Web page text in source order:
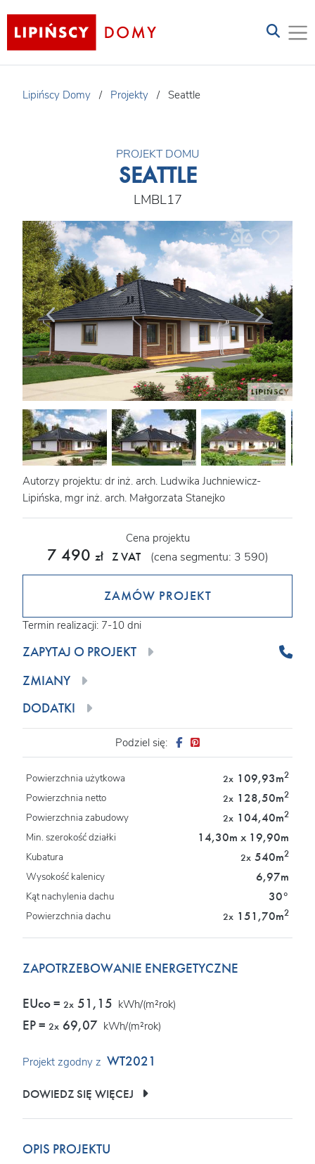
Lipińscy Domy / Projekty / Seattle
PROJEKT DOMU
SEATTLE
LMBL17
Autorzy projektu: dr inż. arch. Ludwika Juchniewicz-
Lipińska, mgr inż. arch. Małgorzata Stanejko
Cena projektu
7 490 zł Z VAT (cena segmentu: 3 590)
ZAMÓW PROJEKT
Termin realizacji: 7-10 dni
ZAPYTAJ O PROJEKT
ZMIANY
DODATKI
Podziel się:
Powierzchnia użytkowa 2x 109,93m2
Powierzchnia netto 2x 128,50m2
Powierzchnia zabudowy 2x 104,40m2
Min. szerokość działki 14,30m x 19,90m
Kubatura 2x 540m2
Wysokość kalenicy 6,97m
Kąt nachylenia dachu 30°
Powierzchnia dachu 2x 151,70m2
OPIS PROJEKTU
ZAPOTRZEBOWANIE ENERGETYCZNE
EUco = 2x 51,15 kWh/(m²rok)
EP = 2x 69,07 kWh/(m²rok)
Projekt zgodny z WT2021
DOWIEDZ SIĘ WIĘCEJ